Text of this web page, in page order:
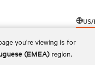
US/
you're viewing is for
(EMEA) region.